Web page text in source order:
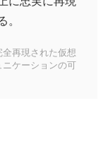
再現された仮想
ケーションの可